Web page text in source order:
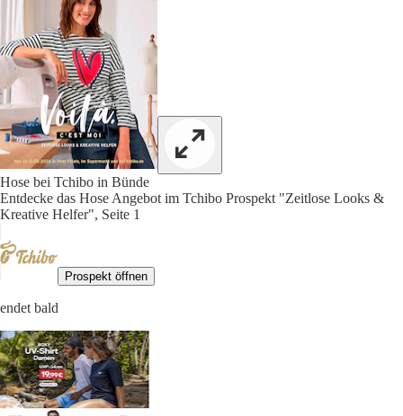
Hose bei Tchibo in Bünde
Entdecke das Hose Angebot im Tchibo Prospekt "Zeitlose Looks &
Kreative Helfer", Seite 1
Prospekt öffnen
endet bald